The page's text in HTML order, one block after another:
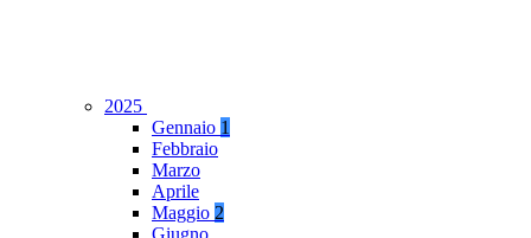
2025
Gennaio 1
Febbraio
Marzo
Aprile
Maggio 2